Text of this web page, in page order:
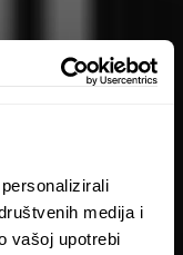
medija i
vašoj upotrebi